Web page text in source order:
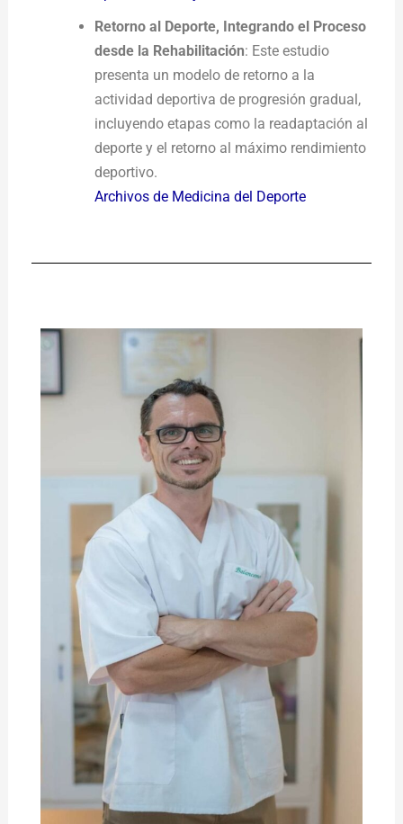
Retorno al Deporte, Integrando el Proceso
desde la Rehabilitación: Este estudio
presenta un modelo de retorno a la
actividad deportiva de progresión gradual,
incluyendo etapas como la readaptación al
deporte y el retorno al máximo rendimiento
deportivo.
Archivos de Medicina del Deporte